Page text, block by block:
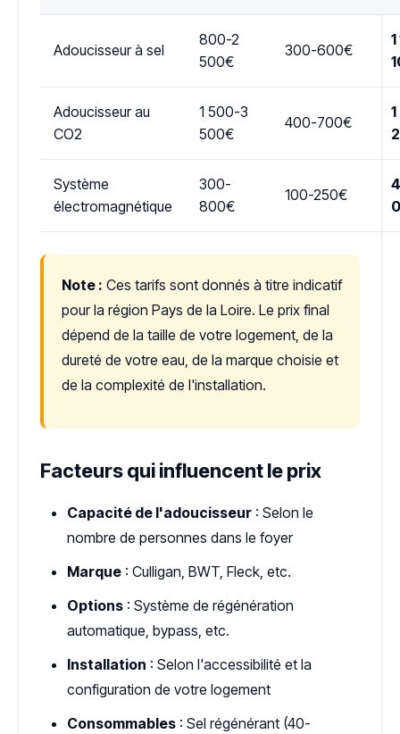
Adoucisseur à sel
800-2
500€
300-600€
Adoucisseur au
CO2
1 500-3
500€
400-700€
Système
électromagnétique
300-
800€
100-250€
Note : Ces tarifs sont donnés à titre indicatif
pour la région Pays de la Loire. Le prix final
dépend de la taille de votre logement, de la
dureté de votre eau, de la marque choisie et
de la complexité de l'installation.
Facteurs qui influencent le prix
Capacité de l'adoucisseur : Selon le
nombre de personnes dans le foyer
Marque : Culligan, BWT, Fleck, etc.
Options : Système de régénération
automatique, bypass, etc.
Installation : Selon l'accessibilité et la
configuration de votre logement
Consommables : Sel régénérant (40-